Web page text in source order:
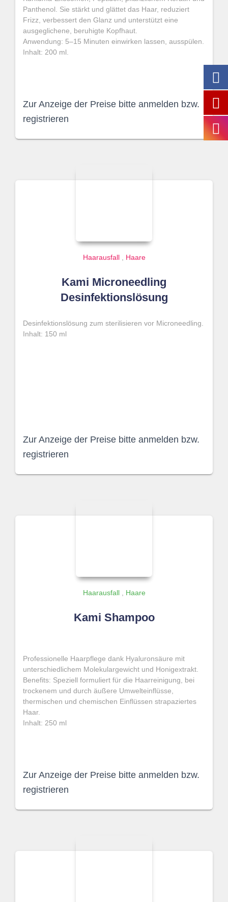
Panthenol. Sie stärkt und glättet das Haar, reduziert
Frizz, verbessert den Glanz und unterstützt eine
ausgeglichene, beruhigte Kopfhaut.
Anwendung: 5–15 Minuten einwirken lassen, ausspülen.
Inhalt: 200 ml.
Zur Anzeige der Preise bitte anmelden bzw.
registrieren
Haarausfall, Haare
Kami Microneedling
Desinfektionslösung
Desinfektionslösung zum sterilisieren vor Microneedling.
Inhalt: 150 ml
Zur Anzeige der Preise bitte anmelden bzw.
registrieren
Haarausfall, Haare
Kami Shampoo
Professionelle Haarpflege dank Hyaluronsäure mit
unterschiedlichem Molekulargewicht und Honigextrakt.
Benefits: Speziell formuliert für die Haarreinigung, bei
trockenem und durch äußere Umwelteinflüsse,
thermischen und chemischen Einflüssen strapaziertes
Haar.
Inhalt: 250 ml
Zur Anzeige der Preise bitte anmelden bzw.
registrieren